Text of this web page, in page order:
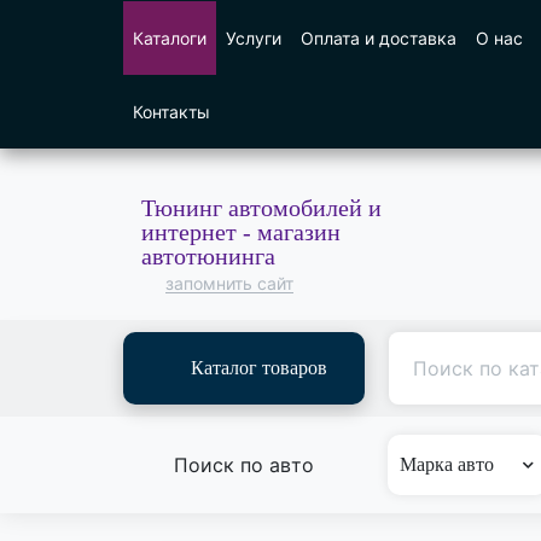
Каталоги Услуги Оплата и доставка О нас
Контакты
Тюнинг автомобилей и
интернет - магазин
автотюнинга
запомнить сайт
Каталог товаров
Поиск по авто Марка авто